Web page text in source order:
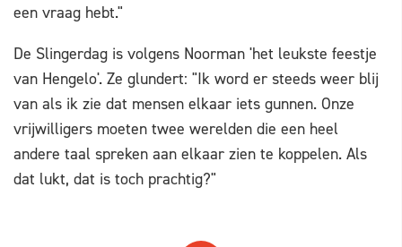
een vraag hebt."
De Slingerdag is volgens Noorman 'het leukste feestje
van Hengelo'. Ze glundert: "Ik word er steeds weer blij
van als ik zie dat mensen elkaar iets gunnen. Onze
vrijwilligers moeten twee werelden die een heel
andere taal spreken aan elkaar zien te koppelen. Als
dat lukt, dat is toch prachtig?"